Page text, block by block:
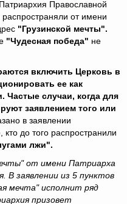
Патриархия Православной
распространяли от имени
"Грузинской мечты".
"Чудесная победа" не
включить Церковь в
ее как
Частые случаи, когда для
заявлением того или
в заявлении
до того распространили
лжи".
от имени Патриарха
В заявлении из 5 пунктов
мечта" исполнит ряд
призовет